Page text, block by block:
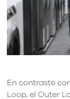
En contraste
Loop, el Outer